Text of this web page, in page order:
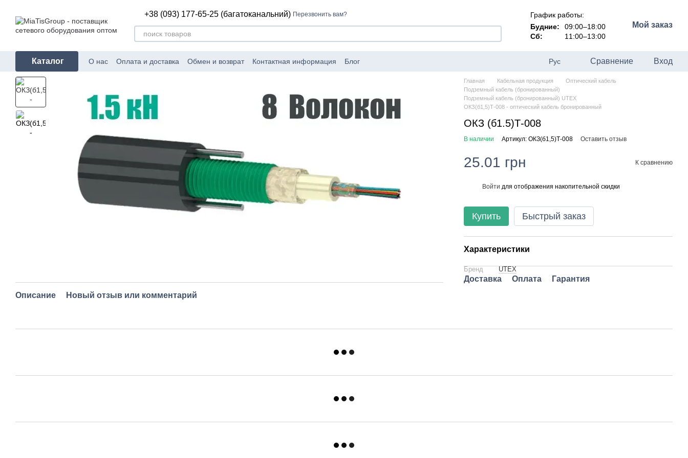
+38 (093) 177-65-25 (багатоканальний) Перезвонить вам?
График работы:
Будние:
09:00–18:00
Сб:
11:00–13:00
Мой заказ
Каталог О нас Оплата и доставка Обмен и возврат Контактная информация Блог Рус Сравнение Вход
Описание Новый отзыв или комментарий
Главная Кабельная продукция
Оптический кабель
Подземный кабель (бронированный)
Подземный кабель (бронированный) UTEX
ОКЗ(б1,5)Т-008 - оптический кабель бронированный
ОКЗ (б1.5)Т-008
В наличии Артикул: ОКЗ(б1,5)Т-008 Оставить отзыв
25.01 грн К сравнению
Войти для отображения накопительной скидки
Купить Быстрый заказ
Характеристики
Бренд UTEX
Доставка Оплата Гарантия